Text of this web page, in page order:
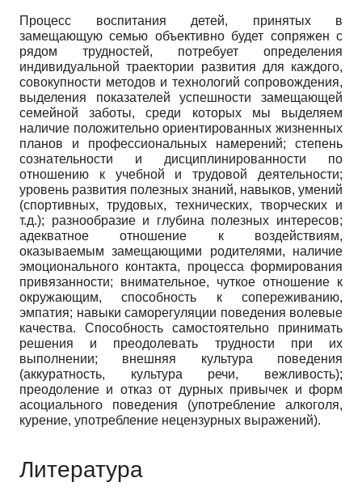
Процесс воспитания детей, принятых в
замещающую семью объективно будет сопряжен с
рядом трудностей, потребует определения
индивидуальной траектории развития для каждого,
совокупности методов и технологий сопровождения,
выделения показателей успешности замещающей
семейной заботы, среди которых мы выделяем
наличие положительно ориентированных жизненных
планов и профессиональных намерений; степень
сознательности и дисциплинированности по
отношению к учебной и трудовой деятельности;
уровень развития полезных знаний, навыков, умений
(спортивных, трудовых, технических, творческих и
т.д.); разнообразие и глубина полезных интересов;
адекватное отношение к воздействиям,
оказываемым замещающими родителями, наличие
эмоционального контакта, процесса формирования
привязанности; внимательное, чуткое отношение к
окружающим, способность к сопереживанию,
эмпатия; навыки саморегуляции поведения волевые
качества. Способность самостоятельно принимать
решения и преодолевать трудности при их
выполнении; внешняя культура поведения
(аккуратность, культура речи, вежливость);
преодоление и отказ от дурных привычек и форм
асоциального поведения (употребление алкоголя,
курение, употребление нецензурных выражений).
Литература